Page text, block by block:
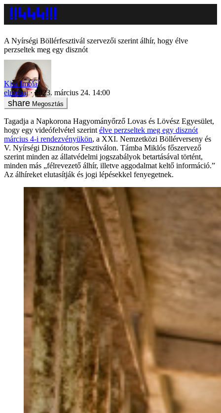
A Nyírségi Böllérfesztivál szervezői szerint álhír, hogy élve
perzseltek meg egy disznót
Kiss Imola
elmebaj
2023. március 24. 14:00
Megosztás
Tagadja a Napkorona Hagyományőrző Lovas és Lövész Egyesület,
hogy egy videófelvétel szerint élve perzseltek meg egy disznót
március 4-i rendezvényükön, a XXI. Nemzetközi Böllérverseny és
V. Nyírségi Disznótoros Fesztiválon. Támba Miklós főszervező
szerint minden az állatvédelmi jogszabályok betartásával történt,
minden más „félrevezető álhír, illetve aggodalmat keltő információ.”
Az álhíreket elutasítják és jogi lépésekkel fenyegetnek.